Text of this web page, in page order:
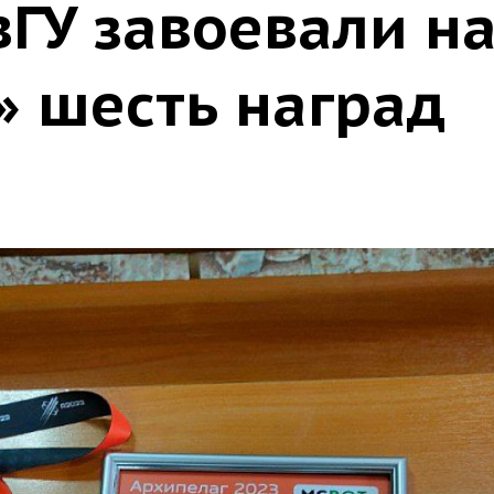
завоевали
шесть наград